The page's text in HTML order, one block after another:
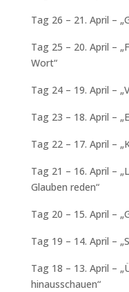
Tag 26 – 21. April –
Tag 25 – 20. April –
Wort“
Tag 24 – 19. April –
Tag 23 – 18. April –
Tag 22 – 17. April –
Tag 21 – 16. April –
Glauben reden“
Tag 20 – 15. April –
Tag 19 – 14. April –
Tag 18 – 13. April –
hinausschauen“